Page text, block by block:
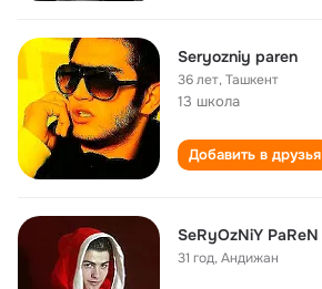
Seryozniy paren
36 лет,Ташкент
13 школа
Добавить в друзья
SeRyOzNiY PaReN
31 год,Андижан